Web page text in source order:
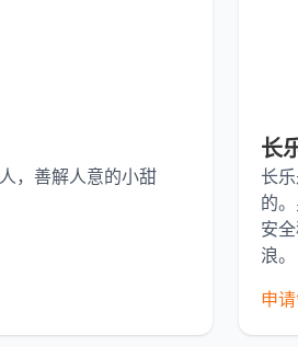
，善解人意的小甜
长
长
的
安
浪。
申